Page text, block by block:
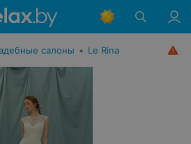
салоны • Le Rina